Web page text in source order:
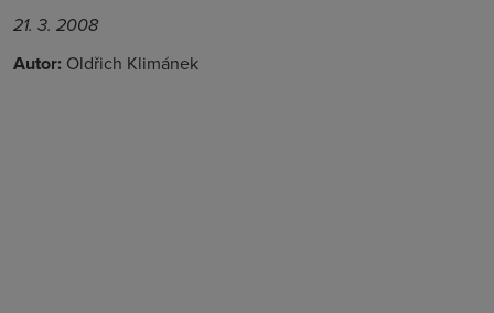
21. 3. 2008
Autor: Oldřich Klimánek